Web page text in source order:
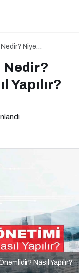
Niye
Nedir?
Yapılır?
Nasıl Yapılır?
Önemlidir?